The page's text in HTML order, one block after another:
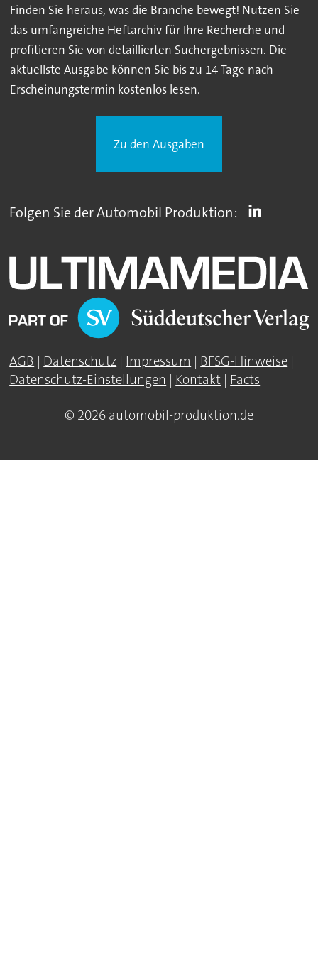
Finden Sie heraus, was die Branche bewegt! Nutzen Sie
das umfangreiche Heftarchiv für Ihre Recherche und
profitieren Sie von detaillierten Suchergebnissen. Die
aktuellste Ausgabe können Sie bis zu 14 Tage nach
Erscheinungstermin kostenlos lesen.
Zu den Ausgaben
Folgen Sie der Automobil Produktion:
AGB | Datenschutz | Impressum | BFSG-Hinweise |
Datenschutz-Einstellungen | Kontakt | Facts
© 2026 automobil-produktion.de